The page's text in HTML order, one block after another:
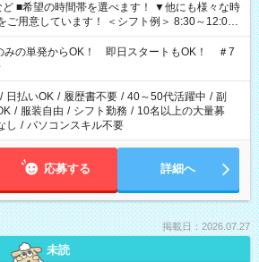
の時間帯を選べます！ ▼他にも様々な時
ご用意しています！ ＜シフト例＞ 8:30～12:00
～22:00 22:00～翌6:00 など
の単発からOK！ 即日スタートもOK！ ＃7
/ 日払いOK / 履歴書不要 / 40～50代活躍中 / 副
/ 服装自由 / シフト勤務 / 10名以上の大量募
し / パソコンスキル不要
応募する 詳細へ
掲載日：2026.07.27
未読